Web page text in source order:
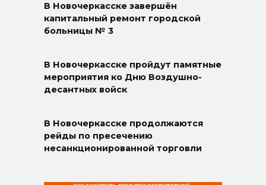
В Новочеркасске завершён
капитальный ремонт городской
больницы № 3
В Новочеркасске пройдут памятные
мероприятия ко Дню Воздушно-
десантных войск
В Новочеркасске продолжаются
рейды по пресечению
несанкционированной торговли